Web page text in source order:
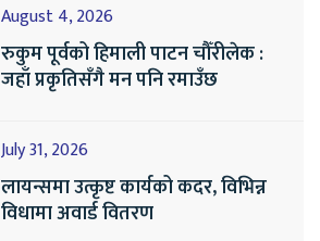
August 4, 2026
रुकुम पूर्वको हिमाली पाटन चौँरीलेक :
जहाँ प्रकृतिसँगै मन पनि रमाउँछ
July 31, 2026
लायन्समा उत्कृष्ट कार्यको कदर, विभिन्न
विधामा अवार्ड वितरण